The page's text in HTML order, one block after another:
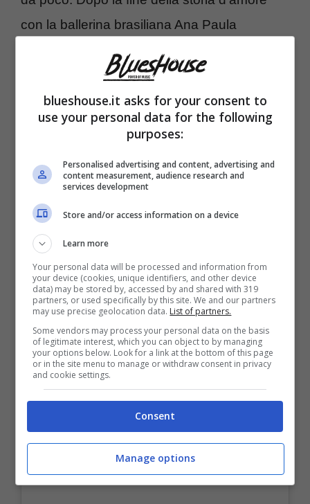
con la ballerina brasiliana Ana Paula
ma ora l’amore per lui è rifiorito e la sua
compagna, pare voglia fare sul serio.
La proposta di Ignazio
blueshouse.it asks for your consent to
use your personal data for the following
purposes:
Personalised advertising and content, advertising and
content measurement, audience research and
services development
Store and/or access information on a device
Learn more
Your personal data will be processed and information from
your device (cookies, unique identifiers, and other device
data) may be stored by, accessed by and shared with 319
partners, or used specifically by this site. We and our partners
may use precise geolocation data. List of partners.
Some vendors may process your personal data on the basis
of legitimate interest, which you can object to by managing
your options below. Look for a link at the bottom of this page
or in the site menu to manage or withdraw consent in privacy
and cookie settings.
Consent
Manage options